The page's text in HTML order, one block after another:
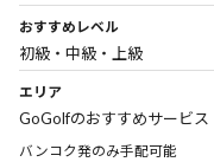
おすすめレベル
初級・中級・上級
エリア
GoGolfのおすすめサービス
バンコク発のみ手配可能